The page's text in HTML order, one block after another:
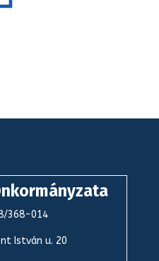
368-014
István u. 20